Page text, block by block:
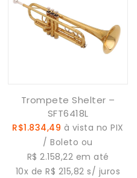
Trompete Shelter –
SFT6418L
R$1.834,49 à vista no PIX
/ Boleto ou
R$ 2.158,22 em até
10x de R$ 215,82 s/ juros